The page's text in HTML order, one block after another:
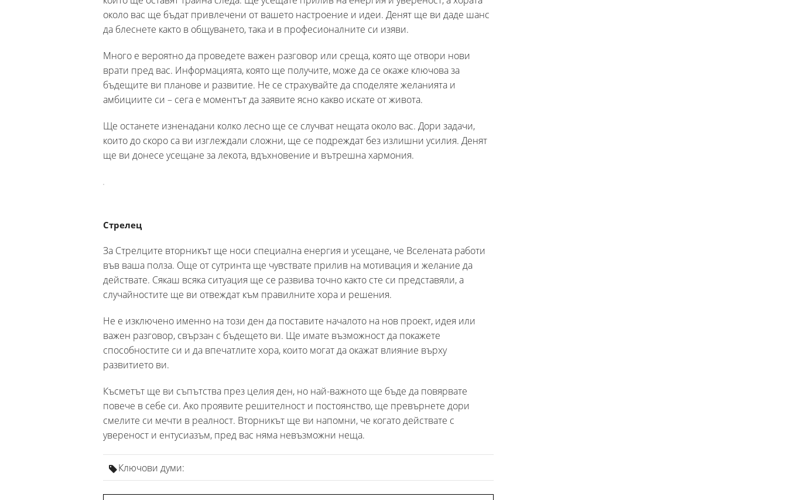
около вас ще бъдат привлечени от вашето настроение и идеи. Денят ще ви даде шанс
да блеснете както в общуването, така и в професионалните си изяви.
Много е вероятно да проведете важен разговор или среща, която ще отвори нови
врати пред вас. Информацията, която ще получите, може да се окаже ключова за
бъдещите ви планове и развитие. Не се страхувайте да споделяте желанията и
амбициите си – сега е моментът да заявите ясно какво искате от живота.
Ще останете изненадани колко лесно ще се случват нещата около вас. Дори задачи,
които до скоро са ви изглеждали сложни, ще се подреждат без излишни усилия. Денят
ще ви донесе усещане за лекота, вдъхновение и вътрешна хармония.
Стрелец
За Стрелците вторникът ще носи специална енергия и усещане, че Вселената работи
във ваша полза. Още от сутринта ще чувствате прилив на мотивация и желание да
действате. Сякаш всяка ситуация ще се развива точно както сте си представяли, а
случайностите ще ви отвеждат към правилните хора и решения.
Не е изключено именно на този ден да поставите началото на нов проект, идея или
важен разговор, свързан с бъдещето ви. Ще имате възможност да покажете
способностите си и да впечатлите хора, които могат да окажат влияние върху
развитието ви.
Късметът ще ви съпътства през целия ден, но най-важното ще бъде да повярвате
повече в себе си. Ако проявите решителност и постоянство, ще превърнете дори
смелите си мечти в реалност. Вторникът ще ви напомни, че когато действате с
увереност и ентусиазъм, пред вас няма невъзможни неща.
Ключови думи: